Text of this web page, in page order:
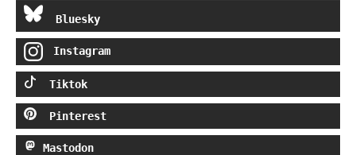
Bluesky
Instagram
Tiktok
Pinterest
Mastodon